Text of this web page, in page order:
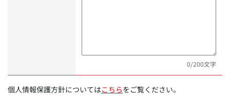
0/200文字
個人情報保護方針についてはこちらをご覧ください。